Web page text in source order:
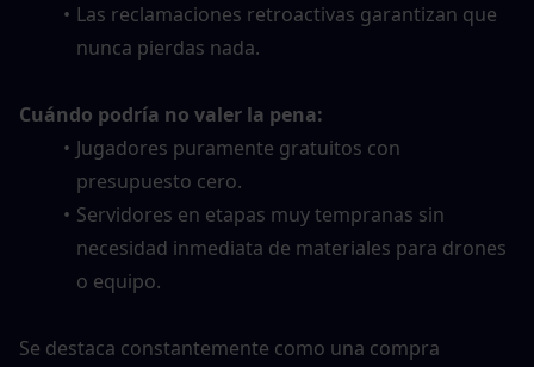
Las reclamaciones retroactivas garantizan que
nunca pierdas nada.
Cuándo podría no valer la pena:
Jugadores puramente gratuitos con
presupuesto cero.
Servidores en etapas muy tempranas sin
necesidad inmediata de materiales para drones
o equipo.
Se destaca constantemente como una compra